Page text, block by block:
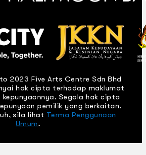
2023 Five Arts Centre Sdn Bhd
hak cipta terhadap maklumat
Segala hak cipta
pemilik yang berkaitan.
sila lihat Terma Penggunaan
Umum.